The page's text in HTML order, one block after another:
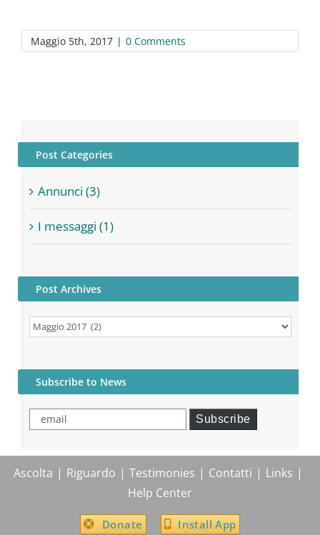
Maggio 5th, 2017 | 0 Comments
Post Categories
Annunci (3)
I messaggi (1)
Post Archives
Post
Subscribe to News
email Subscribe
Ascolta Riguardo Testimonies Contatti
Links
Help Center
Donate Install App